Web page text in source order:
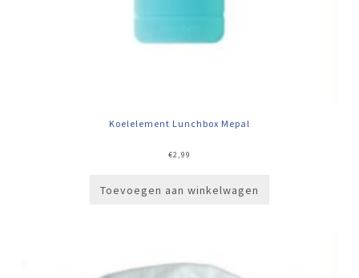
Koelelement Lunchbox Mepal
€2,99
Toevoegen aan winkelwagen